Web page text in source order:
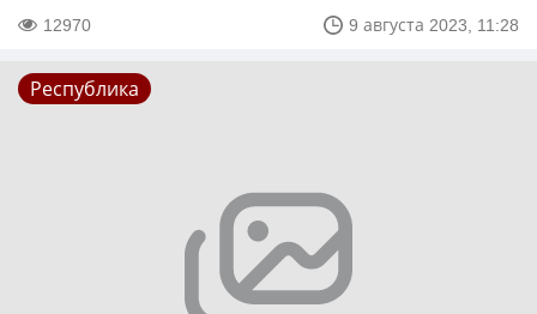
12970 9 августа 2023, 11:28
Республика